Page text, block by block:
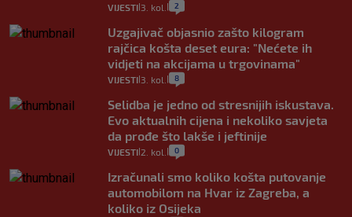
VIJESTI 3. kol. 2
Uzgajivač objasnio zašto kilogram
rajčica košta deset eura: "Nećete ih
vidjeti na akcijama u trgovinama"
VIJESTI 3. kol. 8
Selidba je jedno od stresnijih iskustava.
Evo aktualnih cijena i nekoliko savjeta
da prođe što lakše i jeftinije
VIJESTI 2. kol. 0
Izračunali smo koliko košta putovanje
automobilom na Hvar iz Zagreba, a
koliko iz Osijeka